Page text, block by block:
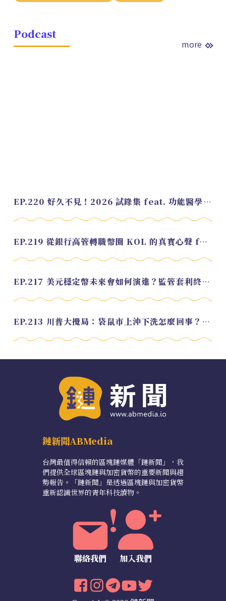
Podcast
more
EP.220 好久不見！2026 試錄集 feat. 功能醫學營養師 美寶
EP.219 從銀行高管轉職幣圈 KOL 的真實心聲 feat.龜大
EP.217 美元穩定幣未來會如何演進？監管套利終將收斂？feat. 研究員 余哲安
EP.213 川普大攪局：袋鼠市上沖下洗怎麼回事？feat. Alvin
鏈新聞ABMedia
台灣最值得信賴的區塊鏈媒體「鏈新聞」，我
們提供全球區塊鏈與加密貨幣的重要新聞與趨
勢報告。「鏈新聞」是透過區塊鏈與加密貨幣
重新認識世界的青年科技讀物。
聯絡我們 加入我們